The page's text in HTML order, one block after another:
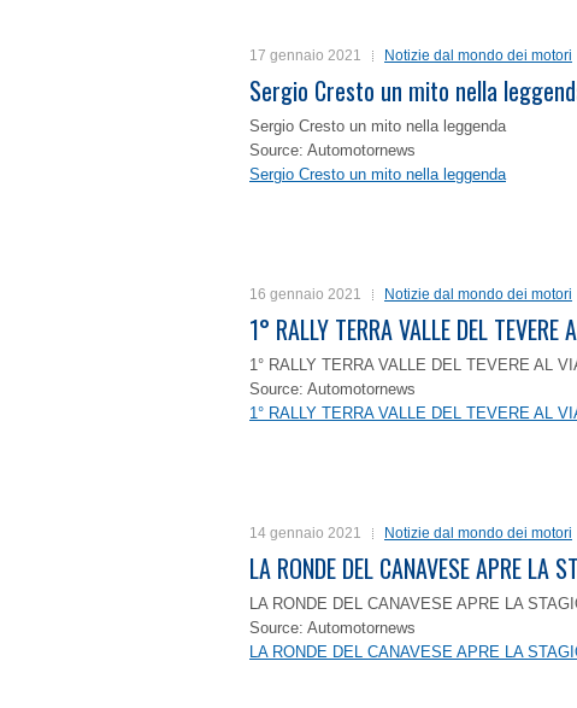
17 gennaio 2021 Notizie dal mondo dei motori
Sergio Cresto un mito nella
Sergio Cresto un mito nella leggenda
Source: Automotornews
Sergio Cresto un mito nella leggenda
16 gennaio 2021 Notizie dal mondo dei motori
1° RALLY TERRA VALLE DEL TEVERE
1° RALLY TERRA VALLE DEL TEVERE AL
Source: Automotornews
1° RALLY TERRA VALLE DEL TEVERE AL
14 gennaio 2021 Notizie dal mondo dei motori
LA RONDE DEL CANAVESE APRE LA
LA RONDE DEL CANAVESE APRE LA
Source: Automotornews
LA RONDE DEL CANAVESE APRE LA